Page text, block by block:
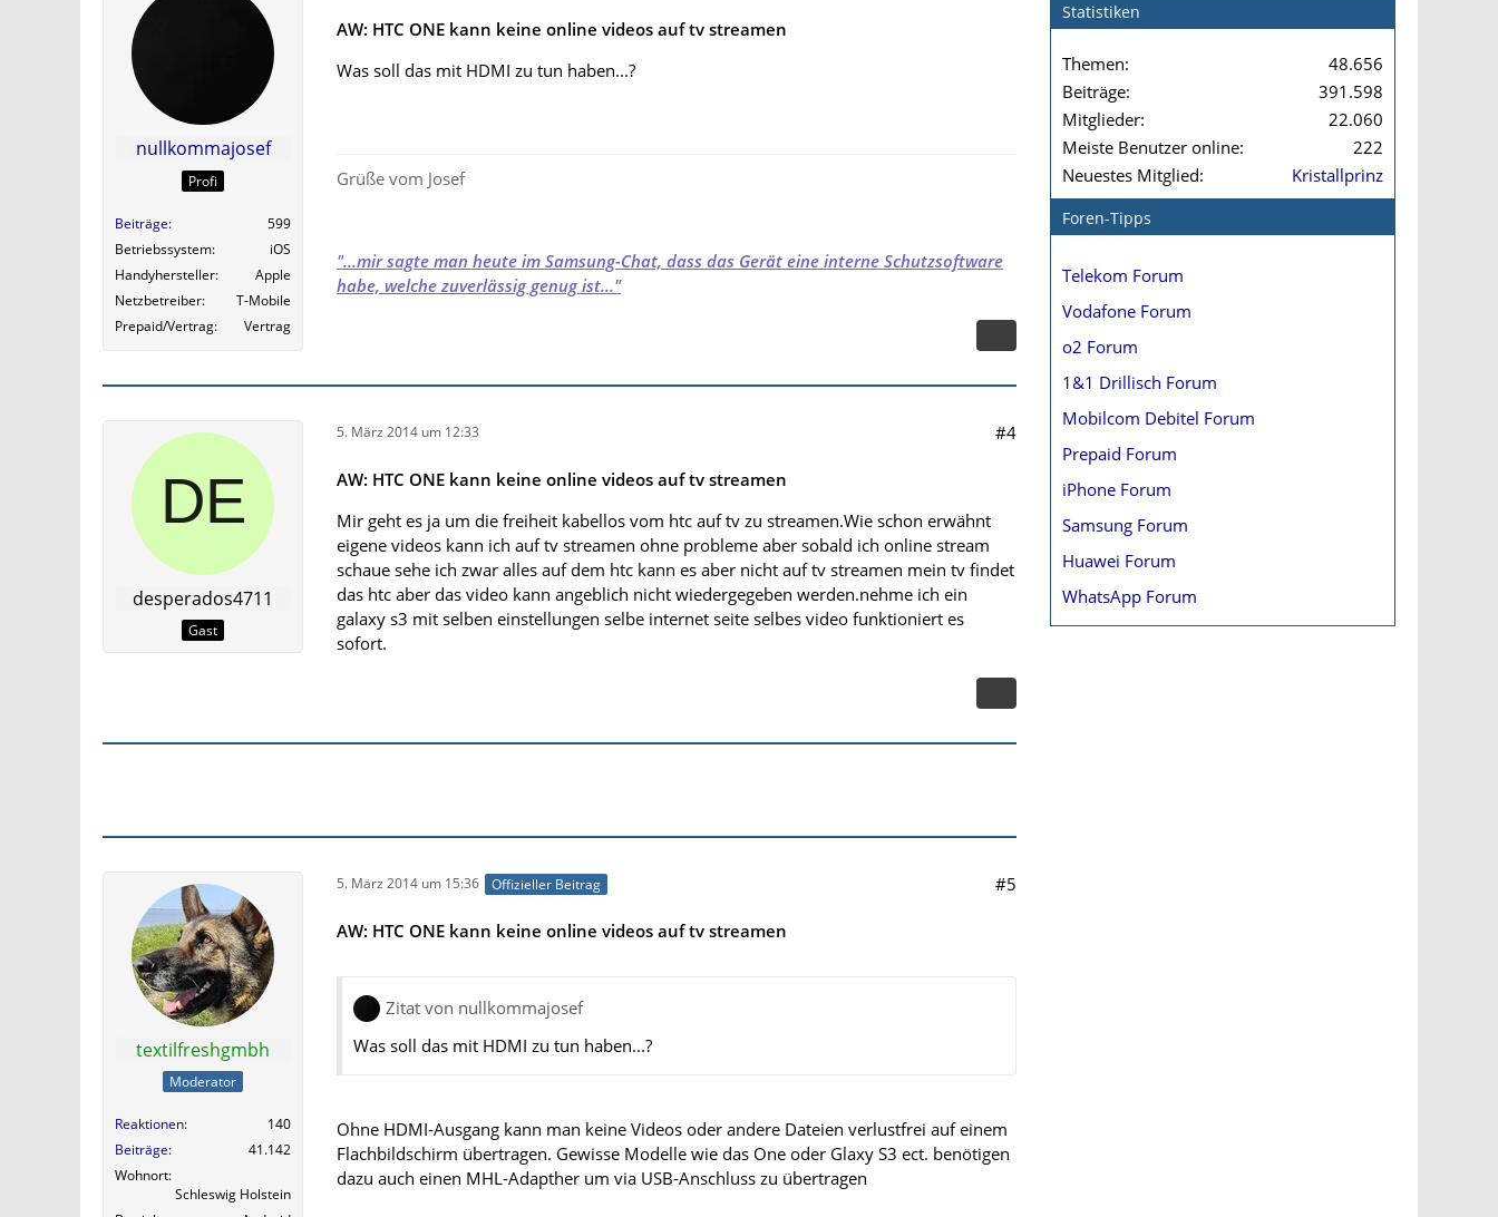
nullkommajosef
Profi
Beiträge
599
Betriebssystem
iOS
Handyhersteller
Apple
Netzbetreiber
T-Mobile
Prepaid/Vertrag
Vertrag
AW: HTC ONE kann keine online videos auf tv streamen
Was soll das mit HDMI zu tun haben...?
Grüße vom Josef
"...mir sagte man heute im Samsung-Chat, dass das Gerät eine interne Schutzsoftware
habe, welche zuverlässig genug ist..."
desperados4711
Gast
5. März 2014 um 12:33 #4
AW: HTC ONE kann keine online videos auf tv streamen
Mir geht es ja um die freiheit kabellos vom htc auf tv zu streamen.Wie schon erwähnt
eigene videos kann ich auf tv streamen ohne probleme aber sobald ich online stream
schaue sehe ich zwar alles auf dem htc kann es aber nicht auf tv streamen mein tv findet
das htc aber das video kann angeblich nicht wiedergegeben werden.nehme ich ein
galaxy s3 mit selben einstellungen selbe internet seite selbes video funktioniert es
sofort.
textilfreshgmbh
Moderator
Reaktionen
140
Beiträge
41.142
Wohnort
Schleswig Holstein
5. März 2014 um 15:36 Offizieller Beitrag #5
AW: HTC ONE kann keine online videos auf tv streamen
Zitat von nullkommajosef
Was soll das mit HDMI zu tun haben...?
Ohne HDMI-Ausgang kann man keine Videos oder andere Dateien verlustfrei auf einem
Flachbildschirm übertragen. Gewisse Modelle wie das One oder Glaxy S3 ect. benötigen
dazu auch einen MHL-Adapther um via USB-Anschluss zu übertragen
Statistiken
Themen
48.656
Beiträge
391.598
Mitglieder
22.060
Meiste Benutzer online
222
Neuestes Mitglied
Kristallprinz
Foren-Tipps
Telekom Forum
Vodafone Forum
o2 Forum
1&1 Drillisch Forum
Mobilcom Debitel Forum
Prepaid Forum
iPhone Forum
Samsung Forum
Huawei Forum
WhatsApp Forum